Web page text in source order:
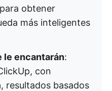
obtener
más inteligentes
le encantarán:
con
resultados basados